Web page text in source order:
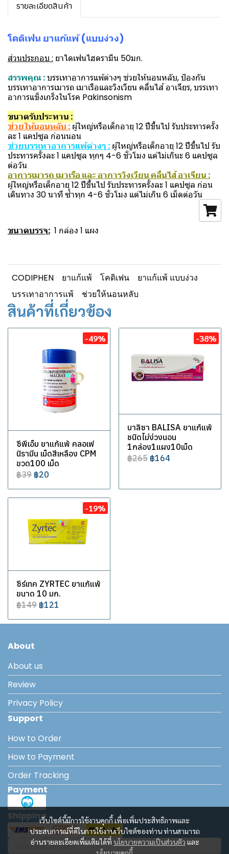
รายละเอียดสินค้า
โคดิเฟน ยาแก้แพ้ (แบบง่วง)
ส่วนประกอบ : ยาไดเฟนไฮดรามีน 50มก.
สรรพคุณ :บรรเทาอาการแพ้ต่างๆ ช่วยให้นอนหลับ, ป้องกัน
บรรเทาอาการเมารถ เมาเรือและวิงเวียน คลื่นไส้ อาเจียร, บรรเทา
อาการแข็งเกร็งในโรค Pakinsonism
ขนาดรับประทาน :
ช่วยให้นอนหลับ :ผู้ใหญ่หรือเด็กอายุ 12 ปีขึ้นไป รับประทารครั้ง
ละ 1 แคปซูล ก่อนนอน
ช่วยบรรเทาอาการแพ้ต่างๆ : ผู้ใหญ่หรือเด็กอายุ 12 ปีขึ้นไป รับ
ประทารครั้งละ 1 แคปซูล ทุกๆ 4-6 ชั่วโมง แต่ไม่เกินะ 6 แคปซูล
ต่อวัน
อาการเมารถ เมาเรือ และ อาการวิงเวียน คลื่นไส้ อาเจียน :
ผู้ใหญ่หรือเด็กอายุ 12 ปีขึ้นไป รับประทารครั้งละ 1 แคปซูล ก่อน
เดินทาง 30 นาที ซ้ำทุก 4-6 ชั่วโมง แต่ไม่เกิน 6 เม็ดต่อวัน
ขนาดบรรจุ: 1 กล่อง 1 แผง
CODIPHEN ยาแก้แพ้ โคดิเฟน
ยาแก้แพ้ แบบง่วง
บรรเทาอาการแพ้
ช่วยให้นอนหลับ
สินค้าที่เกี่ยวข้อง
-49%
ซีพีเอ็ม ยาแก้แพ้ คลอเฟ
นิรามีน เม็ดสีเหลือง CPM
ขวด100 เม็ด
฿39 ฿20
-38%
บาลิซา BALISA ยาแก้แพ้
ชนิดไม่ง่วงนอน
1กล่อง1แผง10เม็ด
฿265 ฿164
-19%
ซีร์เทค ZYRTEC ยาแก้แพ้
ขนาด 10 มก.
฿149 ฿121
เว็บไซต์นี้มีการใช้งานคุกกี้ เพื่อเพิ่มประสิทธิภาพและ
ประสบการณ์ที่ดีในการใช้งานเว็บไซต์ของท่าน ท่านสามารถ
อ่านรายละเอียดเพิ่มเติมได้ที่ นโยบายความเป็นส่วนตัว และ
About
About us
Review
Privacy Policy
Support
How to Order
How to Payment
Order Tracking
Payment
Shipping